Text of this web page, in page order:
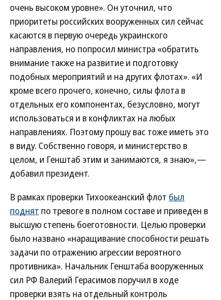
очень высоком уровне». Он уточнил, что
приоритеты российских вооруженных сил сейчас
касаются в первую очередь украинского
направления, но попросил министра «обратить
внимание также на развитие и подготовку
подобных мероприятий и на других флотах». «И
кроме всего прочего, конечно, силы флота в
отдельных его компонентах, безусловно, могут
использоваться и в конфликтах на любых
направлениях. Поэтому прошу вас тоже иметь это
в виду. Собственно говоря, и министерство в
целом, и Генштаб этим и занимаются, я знаю»,—
добавил президент.
В рамках проверки Тихоокеанский флот был
поднят по тревоге в полном составе и приведен в
высшую степень боеготовности. Целью проверки
было названо «наращивание способности решать
задачи по отражению агрессии вероятного
противника». Начальник Генштаба вооруженных
сил РФ Валерий Герасимов поручил в ходе
проверки взять на отдельный контроль